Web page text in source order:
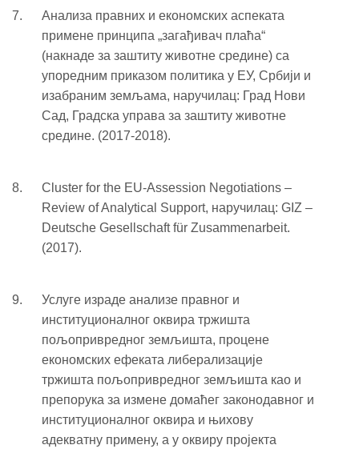
Анализа правних и економских аспеката
примене принципа „загађивач плаћа“
(накнаде за заштиту животне средине) са
упоредним приказом политика у ЕУ, Србији и
изабраним земљама, наручилац: Град Нови
Сад, Градска управа за заштиту животне
средине. (2017-2018).
Cluster for the EU-Assession Negotiations –
Review of Analytical Support, наручилац: GIZ –
Deutsche Gesellschaft für Zusammenarbeit.
(2017).
Услуге израде анализе правног и
институционалног оквира тржишта
пољопривредног земљишта, процене
економских ефеката либерализације
тржишта пољопривредног земљишта као и
препорука за измене домаћег законодавног и
институционалног оквира и њихову
адекватну примену, а у оквиру пројекта